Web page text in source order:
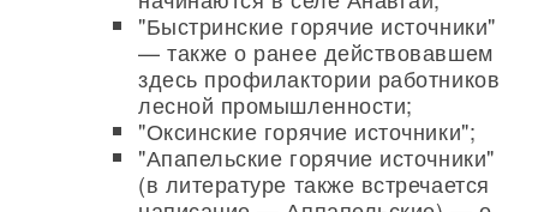
"Быстринские горячие источники"
— также о ранее действовавшем
здесь профилактории работников
лесной промышленности;
"Оксинские горячие источники";
"Апапельские горячие источники"
(в литературе также встречается